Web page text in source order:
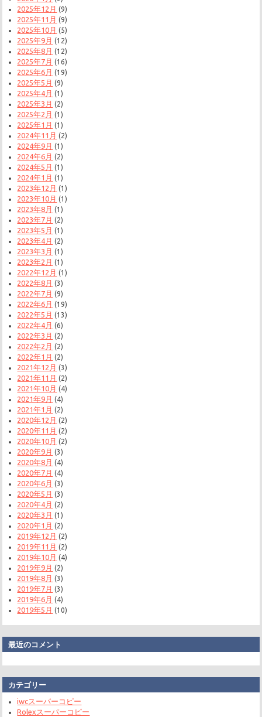
2025年12月 (9)
2025年11月 (9)
2025年10月 (5)
2025年9月 (12)
2025年8月 (12)
2025年7月 (16)
2025年6月 (19)
2025年5月 (9)
2025年4月 (1)
2025年3月 (2)
2025年2月 (1)
2025年1月 (1)
2024年11月 (2)
2024年9月 (1)
2024年6月 (2)
2024年5月 (1)
2024年1月 (1)
2023年12月 (1)
2023年10月 (1)
2023年8月 (1)
2023年7月 (2)
2023年5月 (1)
2023年4月 (2)
2023年3月 (1)
2023年2月 (1)
2022年12月 (1)
2022年8月 (3)
2022年7月 (9)
2022年6月 (19)
2022年5月 (13)
2022年4月 (6)
2022年3月 (2)
2022年2月 (2)
2022年1月 (2)
2021年12月 (3)
2021年11月 (2)
2021年10月 (4)
2021年9月 (4)
2021年1月 (2)
2020年12月 (2)
2020年11月 (2)
2020年10月 (2)
2020年9月 (3)
2020年8月 (4)
2020年7月 (4)
2020年6月 (3)
2020年5月 (3)
2020年4月 (2)
2020年3月 (1)
2020年1月 (2)
2019年12月 (2)
2019年11月 (2)
2019年10月 (4)
2019年9月 (2)
2019年8月 (3)
2019年7月 (3)
2019年6月 (4)
2019年5月 (10)
最近のコメント
カテゴリー
iwcスーパーコピー
Rolexスーパーコピー